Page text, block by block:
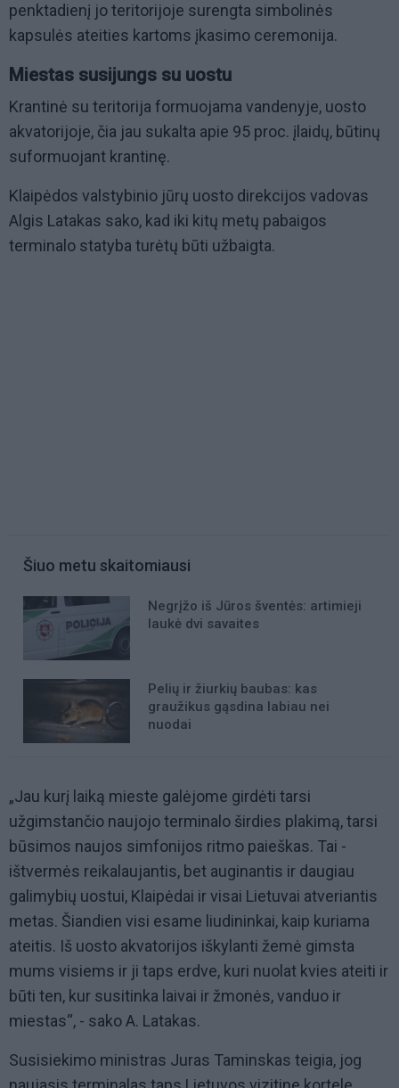
penktadienį jo teritorijoje surengta simbolinės
kapsulės ateities kartoms įkasimo ceremonija.
Miestas susijungs su uostu
Krantinė su teritorija formuojama vandenyje, uosto
akvatorijoje, čia jau sukalta apie 95 proc. įlaidų, būtinų
suformuojant krantinę.
Klaipėdos valstybinio jūrų uosto direkcijos vadovas
Algis Latakas sako, kad iki kitų metų pabaigos
terminalo statyba turėtų būti užbaigta.
Šiuo metu skaitomiausi
Negrįžo iš Jūros šventės: artimieji
laukė dvi savaites
Pelių ir žiurkių baubas: kas
graužikus gąsdina labiau nei
nuodai
„Jau kurį laiką mieste galėjome girdėti tarsi
užgimstančio naujojo terminalo širdies plakimą, tarsi
būsimos naujos simfonijos ritmo paieškas. Tai -
ištvermės reikalaujantis, bet auginantis ir daugiau
galimybių uostui, Klaipėdai ir visai Lietuvai atveriantis
metas. Šiandien visi esame liudininkai, kaip kuriama
ateitis. Iš uosto akvatorijos iškylanti žemė gimsta
mums visiems ir ji taps erdve, kuri nuolat kvies ateiti ir
būti ten, kur susitinka laivai ir žmonės, vanduo ir
miestas“, - sako A. Latakas.
Susisiekimo ministras Juras Taminskas teigia, jog